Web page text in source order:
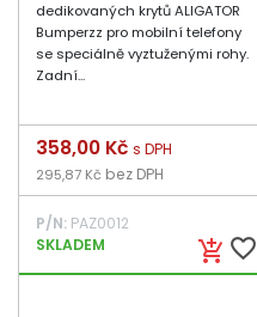
dedikovaných krytů ALIGATOR
Bumperzz pro mobilní telefony
se speciálně vyztuženými rohy.
Zadní...
add_shopping_cart favorite_border
Cena
358,00 Kč s DPH
295,87 Kč bez DPH
P/N: PAZ0012
SKLADEM